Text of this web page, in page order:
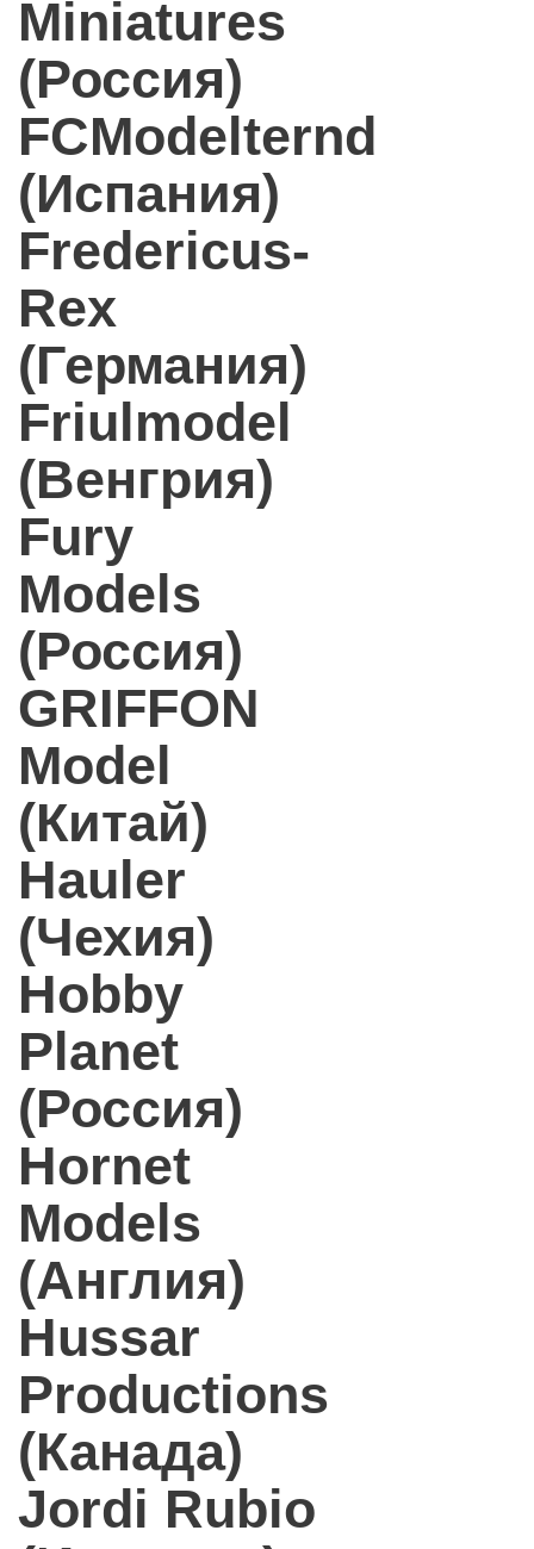
Miniatures
(Россия)
FCModelternd
(Испания)
Fredericus-
Rex
(Германия)
Friulmodel
(Венгрия)
Fury
Models
(Россия)
GRIFFON
Model
(Китай)
Hauler
(Чехия)
Hobby
Planet
(Россия)
Hornet
Models
(Англия)
Hussar
Productions
(Канада)
Jordi Rubio